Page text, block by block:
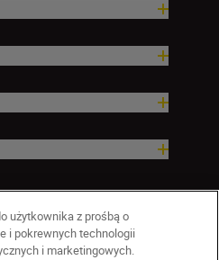
użytkownika z prośbą o
i pokrewnych technologii
i marketingowych.